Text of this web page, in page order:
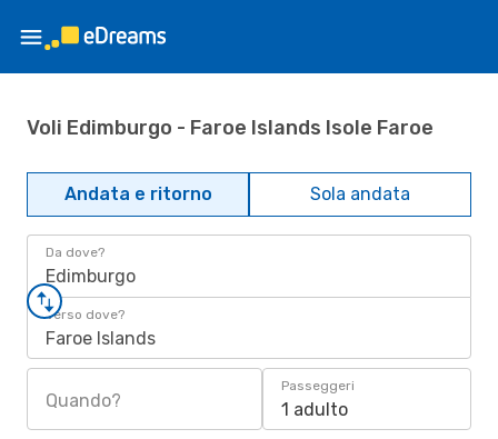
Voli Edimburgo - Faroe Islands Isole Faroe
Andata e ritorno Sola andata
Da dove?
Edimburgo
Verso dove?
Faroe Islands
Quando?
Passeggeri
1 adulto